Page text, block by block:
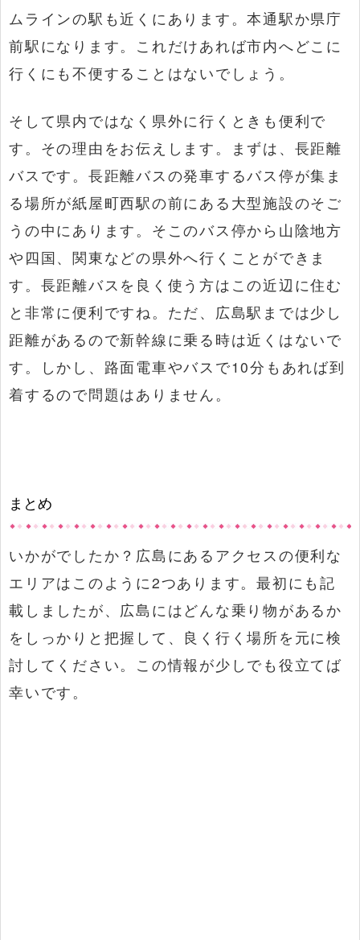
ムラインの駅も近くにあります。本通駅か県庁
前駅になります。これだけあれば市内へどこに
行くにも不便することはないでしょう。
そして県内ではなく県外に行くときも便利で
す。その理由をお伝えします。まずは、長距離
バスです。長距離バスの発車するバス停が集ま
る場所が紙屋町西駅の前にある大型施設のそご
うの中にあります。そこのバス停から山陰地方
や四国、関東などの県外へ行くことができま
す。長距離バスを良く使う方はこの近辺に住む
と非常に便利ですね。ただ、広島駅までは少し
距離があるので新幹線に乗る時は近くはないで
す。しかし、路面電車やバスで10分もあれば到
着するので問題はありません。
まとめ
いかがでしたか？広島にあるアクセスの便利な
エリアはこのように2つあります。最初にも記
載しましたが、広島にはどんな乗り物があるか
をしっかりと把握して、良く行く場所を元に検
討してください。この情報が少しでも役立てば
幸いです。